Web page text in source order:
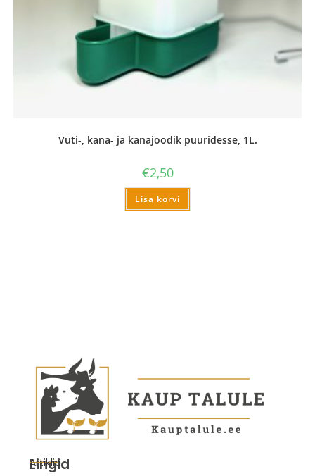
Vuti-, kana- ja kanajoodik puuridesse, 1L.
€2,50
Lisa korvi
Lingid
Artiklid